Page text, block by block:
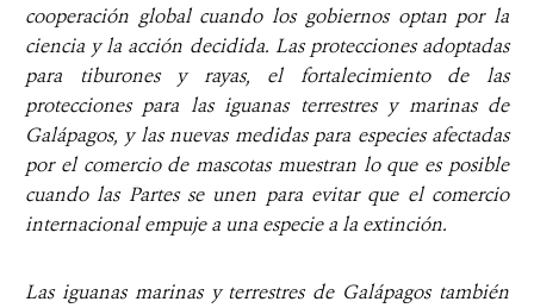
cooperación global cuando los gobiernos optan por la
ciencia y la acción decidida. Las protecciones adoptadas
para tiburones y rayas, el fortalecimiento de las
protecciones para las iguanas terrestres y marinas de
Galápagos, y las nuevas medidas para especies afectadas
por el comercio de mascotas muestran lo que es posible
cuando las Partes se unen para evitar que el comercio
internacional empuje a una especie a la extinción.
Las iguanas marinas y terrestres de Galápagos también